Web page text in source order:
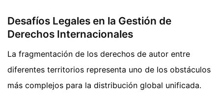
Desafíos Legales en la Gestión de
Derechos Internacionales
La fragmentación de los derechos de autor entre
diferentes territorios representa uno de los obstáculos
más complejos para la distribución global unificada.